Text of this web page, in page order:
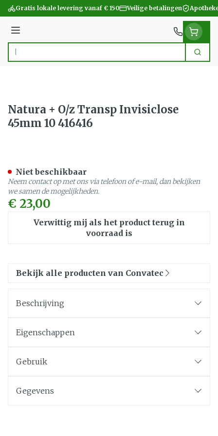
Ga naar de inhoud
Gratis lokale levering vanaf € 150 Veilige betalingen
Menu
Product, merk, categorie... Zoek
Natura + O/z Transp Invisiclose
45mm 10 416416
€ 23,00
Verwittig mij als het product terug in
voorraad is
Niet beschikbaar
Neem contact op met ons via telefoon of e-mail, dan bekijken
we samen de mogelijkheden.
Bekijk alle producten van Convatec
Beschrijving
Eigenschappen
Gebruik
Gegevens